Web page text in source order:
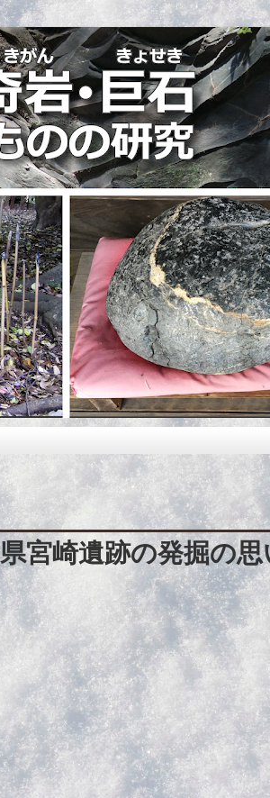
宮崎遺跡の発掘の